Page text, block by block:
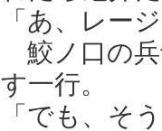
「あ、レー
鮫ノ口の兵
す一行。
「でも、そ